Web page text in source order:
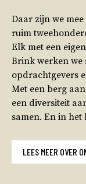
Daar zijn we
ruim
Elk met een
Brink werken we
opdrachtgevers
Met een berg
een diversiteit
samen. En in
LEES MEER OVER